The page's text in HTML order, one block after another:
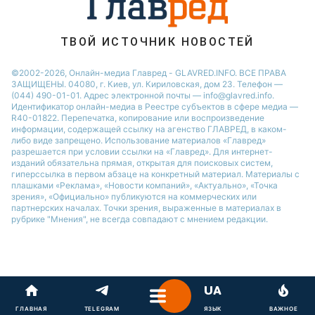
ТВОЙ ИСТОЧНИК НОВОСТЕЙ
©2002-2026, Онлайн-медиа Главред - GLAVRED.INFO. ВСЕ ПРАВА
ЗАЩИЩЕНЫ. 04080, г. Киев, ул. Кириловская, дом 23. Телефон —
(044) 490-01-01. Адрес электронной почты — info@glavred.info.
Идентификатор онлайн-медиа в Реестре cубъектов в сфере медиа —
R40-01822. Перепечатка, копирование или воспроизведение
информации, содержащей ссылку на агенство ГЛАВРЕД, в каком-
либо виде запрещено. Использование материалов «Главред»
разрешается при условии ссылки на «Главред». Для интернет-
изданий обязательна прямая, открытая для поисковых систем,
гиперссылка в первом абзаце на конкретный материал. Материалы с
плашками «Реклама», «Новости компаний», «Актуально», «Точка
зрения», «Официально» публикуются на коммерческих или
партнерских началах. Точки зрения, выраженные в материалах в
рубрике "Мнения", не всегда совпадают с мнением редакции.
ГЛАВНАЯ TELEGRAM ЯЗЫК ВАЖНОЕ